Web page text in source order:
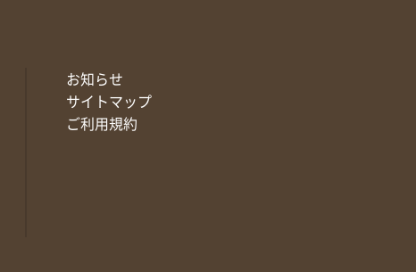
お知らせ
サイトマップ
ご利用規約